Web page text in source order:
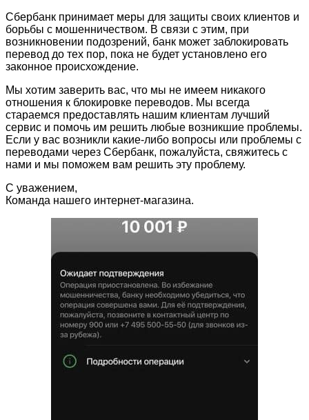
Сбербанк принимает меры для защиты своих клиентов и
борьбы с мошенничеством. В связи с этим, при
возникновении подозрений, банк может заблокировать
перевод до тех пор, пока не будет установлено его
законное происхождение.
Мы хотим заверить вас, что мы не имеем никакого
отношения к блокировке переводов. Мы всегда
стараемся предоставлять нашим клиентам лучший
сервис и помочь им решить любые возникшие проблемы.
Если у вас возникли какие-либо вопросы или проблемы с
переводами через Сбербанк, пожалуйста, свяжитесь с
нами и мы поможем вам решить эту проблему.
С уважением,
Команда нашего интернет-магазина.